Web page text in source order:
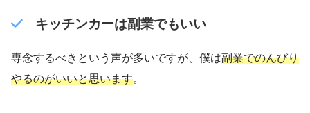
キッチンカーは副業でもいい
専念するべきという声が多いですが、僕は副業でのんびり
やるのがいいと思います。